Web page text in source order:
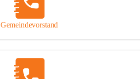
Gemeindevorstand